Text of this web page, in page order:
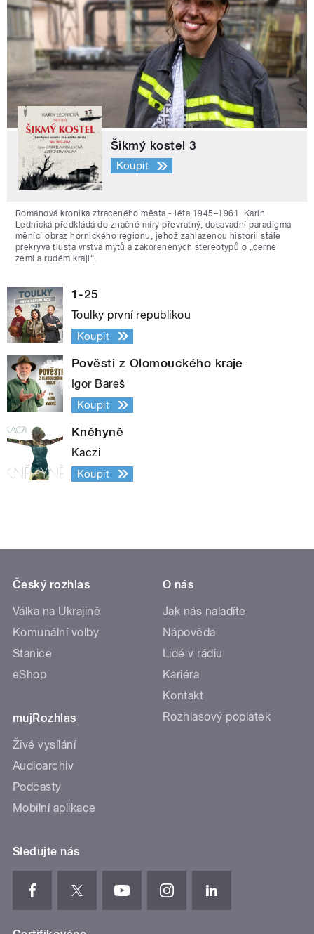
Šikmý kostel 3
Koupit
Románová kronika ztraceného města - léta 1945–1961. Karin
Lednická předkládá do značné míry převratný, dosavadní paradigma
měnící obraz hornického regionu, jehož zahlazenou historii stále
překrývá tlustá vrstva mýtů a zakořeněných stereotypů o „černé
zemi a rudém kraji“.
1-25
Toulky první republikou
Koupit
Pověsti z Olomouckého kraje
Igor Bareš
Koupit
Kněhyně
Kaczi
Koupit
Český rozhlas
Válka na Ukrajině
Komunální volby
Stanice
eShop
mujRozhlas
Živé vysílání
Audioarchiv
Podcasty
Mobilní aplikace
O nás
Jak nás naladíte
Nápověda
Lidé v rádiu
Kariéra
Kontakt
Rozhlasový poplatek
Sledujte nás